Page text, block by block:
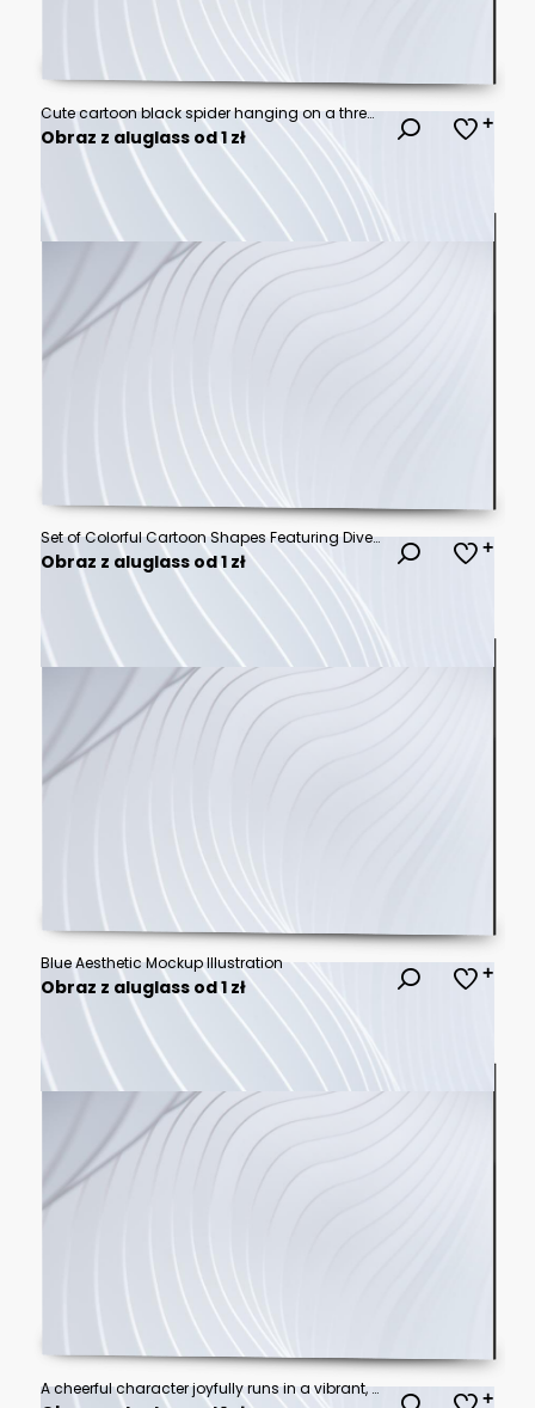
Cute cartoon black spider hanging on a thread vector illustration with halloween arachnid isolated character friendly minimalist decoration creature celebration wildlife whimsical childish
Obraz z aluglass od 1 zł
Set of Colorful Cartoon Shapes Featuring Diverse Facial Expressions Representing Human Emotions and Moods in a Flat Vector Design Collection
Obraz z aluglass od 1 zł
Blue Aesthetic Mockup Illustration
Obraz z aluglass od 1 zł
A cheerful character joyfully runs in a vibrant, sunny landscape, capturing the essence of happiness and playfulness.